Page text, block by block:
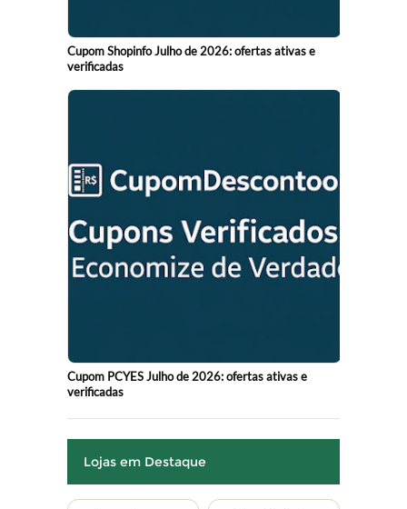
Cupom Shopinfo Julho de 2026: ofertas ativas e
verificadas
Cupom PCYES Julho de 2026: ofertas ativas e
verificadas
Lojas em Destaque